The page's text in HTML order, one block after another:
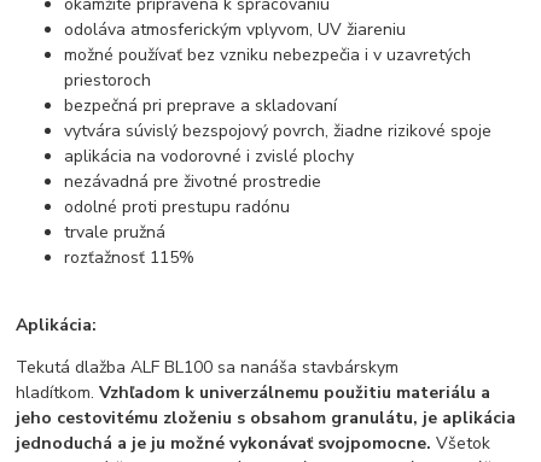
odoláva atmosferickým vplyvom, UV žiareniu
možné používať bez vzniku nebezpečia i v uzavretých
priestoroch
bezpečná pri preprave a skladovaní
vytvára súvislý bezspojový povrch, žiadne rizikové spoje
aplikácia na vodorovné i zvislé plochy
nezávadná pre životné prostredie
odolné proti prestupu radónu
trvale pružná
rozťažnosť 115%
Aplikácia:
Tekutá dlažba ALF BL100 sa nanáša stavbárskym
hladítkom.Vzhľadom k univerzálnemu použitiu materiálu a
jeho cestovitému zloženiu s obsahom granulátu, je aplikácia
jednoduchá a je ju možné vykonávať svojpomocne. Všetok